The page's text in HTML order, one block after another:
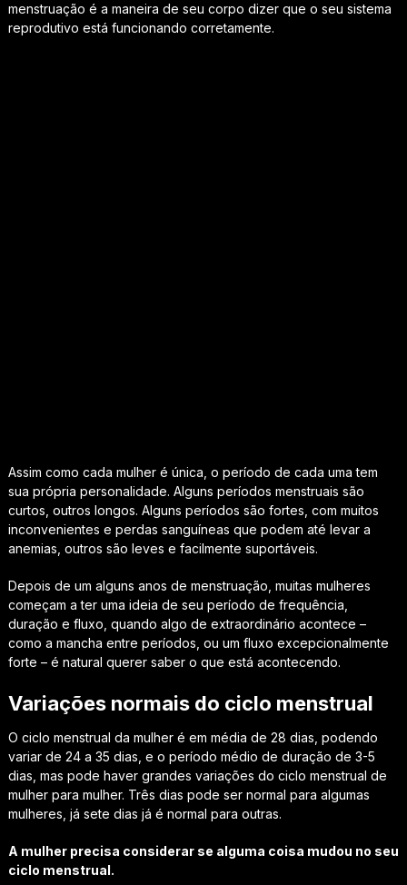
menstruação é a maneira de seu corpo dizer que o seu sistema
reprodutivo está funcionando corretamente.
Assim como cada mulher é única, o período de cada uma tem
sua própria personalidade. Alguns períodos menstruais são
curtos, outros longos. Alguns períodos são fortes, com muitos
inconvenientes e perdas sanguíneas que podem até levar a
anemias, outros são leves e facilmente suportáveis.
Depois de um alguns anos de menstruação, muitas mulheres
começam a ter uma ideia de seu período de frequência,
duração e fluxo, quando algo de extraordinário acontece –
como a mancha entre períodos, ou um fluxo excepcionalmente
forte – é natural querer saber o que está acontecendo.
Variações normais do ciclo menstrual
O ciclo menstrual da mulher é em média de 28 dias, podendo
variar de 24 a 35 dias, e o período médio de duração de 3-5
dias, mas pode haver grandes variações do ciclo menstrual de
mulher para mulher. Três dias pode ser normal para algumas
mulheres, já sete dias já é normal para outras.
A mulher precisa considerar se alguma coisa mudou no seu
ciclo menstrual.